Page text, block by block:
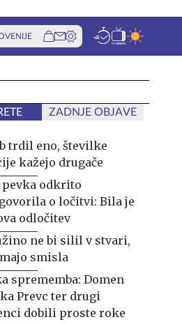
ZADNJE OBJAVE
trdil eno, številke
kažejo drugače
pevka odkrito
o ločitvi: Bila je
odločitev
ne bi silil v stvari,
smisla
sprememba: Domen
Prevc ter drugi
dobili proste roke